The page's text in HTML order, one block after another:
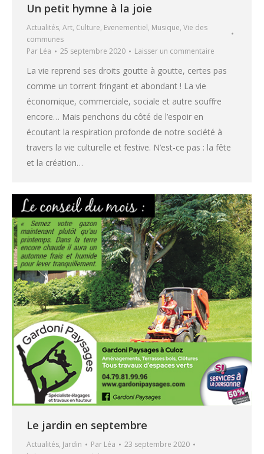
Un petit hymne à la joie
Actualités, Art, Culture, Evenementiel, Musique, Vie des
communes
Par Léa 25 septembre 2020 Laisser un commentaire
La vie reprend ses droits goutte à goutte, certes pas
comme un torrent fringant et abondant ! La vie
économique, commerciale, sociale et autre souffre
encore… Mais penchons du côté de l’espoir en
écoutant la respiration profonde de notre société à
travers la vie culturelle et festive. N’est-ce pas : la fête
et la création…
Le jardin en septembre
Actualités, Jardin Par Léa
23 septembre 2020